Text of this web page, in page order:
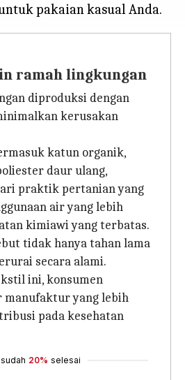
ramah lingkungan
diproduksi dengan
kerusakan
katun organik,
daur ulang,
praktik pertanian yang
air yang lebih
kimiawi yang terbatas.
tidak hanya tahan lama
secara alami.
ini, konsumen
manufaktur yang lebih
pada kesehatan
20% selesai